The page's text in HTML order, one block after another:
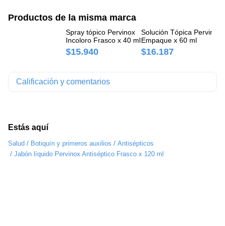
Estás aquí
Salud / Botiquín y primeros auxilios / Antisépticos
/ Jabón líquido Pervinox Antiséptico Frasco x 120 ml
Productos de la misma marca
Spray tópico Pervinox
Incoloro Frasco x 40 ml
$15.940
Solución Tópica Pervinox
Empaque x 60 ml
$16.187
Calificación y comentarios